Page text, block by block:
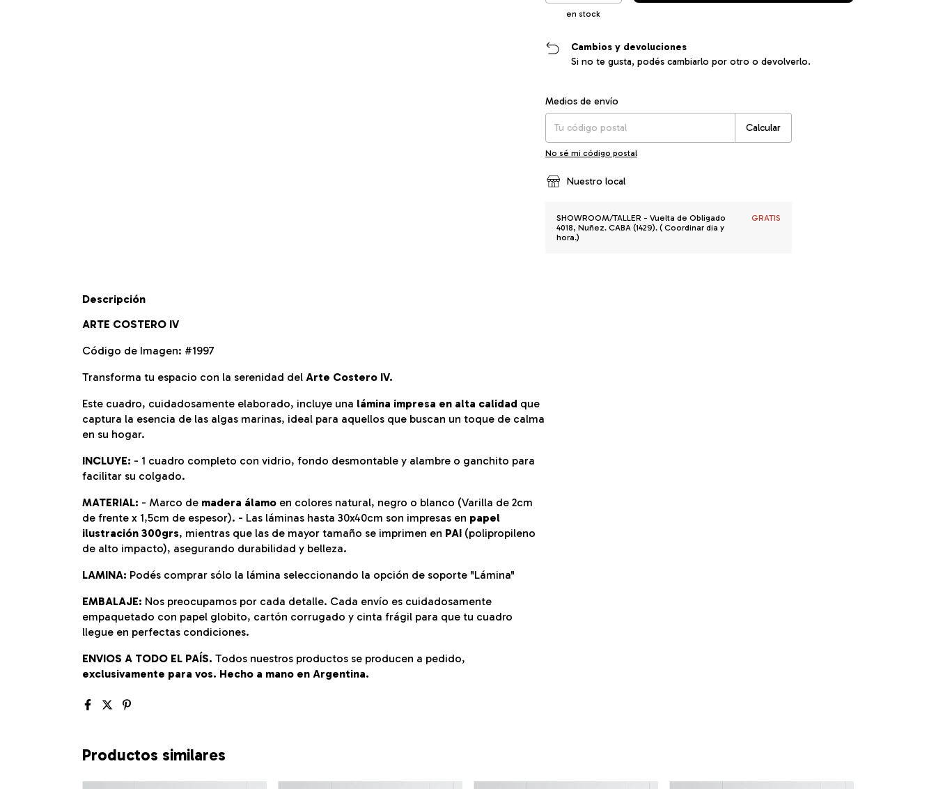
en stock
Cambios y devoluciones
Si no te gusta, podés cambiarlo por otro o devolverlo.
Entregas para el CP:
Medios de envío
Calcular
No sé mi código postal
Nuestro local
SHOWROOM/TALLER - Vuelta de Obligado
4018, Nuñez. CABA (1429). ( Coordinar dia y
hora.)
GRATIS
Descripción
ARTE COSTERO IV
Código de Imagen: #1997
Transforma tu espacio con la serenidad del Arte Costero IV.
Este cuadro, cuidadosamente elaborado, incluye una lámina impresa en alta calidad que
captura la esencia de las algas marinas, ideal para aquellos que buscan un toque de calma
en su hogar.
INCLUYE: - 1 cuadro completo con vidrio, fondo desmontable y alambre o ganchito para
facilitar su colgado.
MATERIAL: - Marco de madera álamo en colores natural, negro o blanco (Varilla de 2cm
de frente x 1,5cm de espesor). - Las láminas hasta 30x40cm son impresas en papel
ilustración 300grs, mientras que las de mayor tamaño se imprimen en PAI (polipropileno
de alto impacto), asegurando durabilidad y belleza.
LAMINA: Podés comprar sólo la lámina seleccionando la opción de soporte "Lámina"
EMBALAJE: Nos preocupamos por cada detalle. Cada envío es cuidadosamente
empaquetado con papel globito, cartón corrugado y cinta frágil para que tu cuadro
llegue en perfectas condiciones.
ENVIOS A TODO EL PAÍS. Todos nuestros productos se producen a pedido,
exclusivamente para vos. Hecho a mano en Argentina.
Productos similares